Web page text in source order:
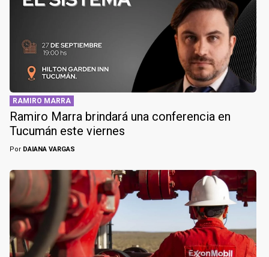
RAMIRO MARRA
Ramiro Marra brindará una conferencia en
Tucumán este viernes
Por DAIANA VARGAS